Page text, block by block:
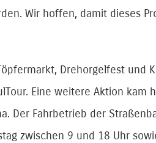
Wir hoffen, damit dieses
Drehorgelfest und
Eine weitere Aktion
Der Fahrbetrieb der
zwischen 9 und 18 Uhr